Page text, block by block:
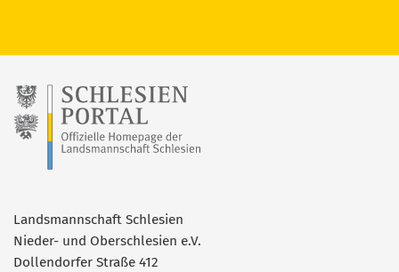
Landsmannschaft Schlesien
Nieder- und Oberschlesien e.V.
Dollendorfer Straße 412